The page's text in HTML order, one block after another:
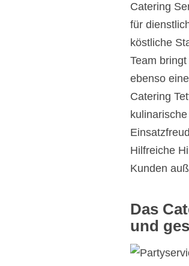
Catering
für
köstliche
Team
ebenso
Catering
Hilfreiche
Kunden
Das
und